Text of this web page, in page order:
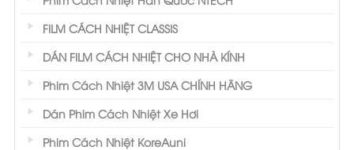
- Ưu điểm phim cách nhiệt Nano Ceramics
Loại 90% các tia gây hại cho sức khỏe,
làn da
Giúp cách nhiệt hiệu quả đến 70%
Tiết kiệm nhiên liệu khi sử dụng
FILM CÁCH NHIỆT CLASSIS
DÁN FILM CÁCH NHIỆT CHO NHÀ KÍNH
Phim Cách Nhiệt 3M USA CHÍNH HÃNG
Dán Phim Cách Nhiệt Xe Hơi
Phim Cách Nhiệt KoreAuni